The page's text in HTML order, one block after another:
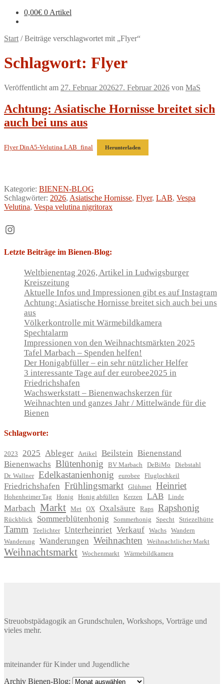
0,00€ 0 Artikel
Start /Beiträge verschlagwortet mit „Flyer“
Schlagwort: Flyer
Veröffentlicht am 27. Februar 202627. Februar 2026 von MaS
Achtung: Asiatische Hornisse breitet sich
auch bei uns aus
Flyer DinA5-Velutina LAB_final Herunterladen
Kategorie: BIENEN-BLOG
Schlagwörter: 2026, Asiatische Hornisse, Flyer, LAB, Vespa
Velutina, Vespa velutina nigritorax
Instagram
Letzte Beiträge im Bienen-Blog:
Weltbienentag 2026, Artikel in Ludwigsburger
Kreiszeitung
Aktuelle Infos und Impressionen gibt es auf Instagram
Achtung: Asiatische Hornisse breitet sich auch bei uns
aus
Völkerkontrolle mit Wärmebildkamera
Spechtalarm
Impressionen von den Weihnachtsmärkten 2025
Tafel Marbach – Spenden helfen!
Der Honigabfüller – ein sehr nützlicher Helfer
3 interessante Tage auf der eurobee2025 in
Friedrichshafen
Wachswerkstatt – Bienenwachskerzen für
Weihnachten und ganzes Jahr / Mittelwände für die
Bienen
Schlagworte:
2023 2025 Ableger Artikel Beilstein Bienenstand
Bienenwachs Blütenhonig BV Marbach DeBiMo
Diebstahl
Dr. Wallner Edelkastanienhonig eurobee Fluglochkeil
Friedrichshafen Frühlingsmarkt Glühmet Heinriet
Hohenheimer Tag Honig Honig abfüllen Kerzen LAB Linde
Marbach Markt Met OX Oxalsäure Raps Rapshonig
Rückblick Sommerblütenhonig Sommerhonig Specht Striezelhütte
Tamm Teelichter Unterheinriet Verkauf Wachs Wandern
Wanderung
Wanderungen Weihnachten Weihnachtlicher Markt
Weihnachtsmarkt Wochenmarkt Wärmebildkamera
Streuobstpädagogik an Grundschulen, Workshops, Vorträge und
vieles mehr.
miteinander für Kinder und Jugendliche
Archiv Bienen-Blog:
Archiv